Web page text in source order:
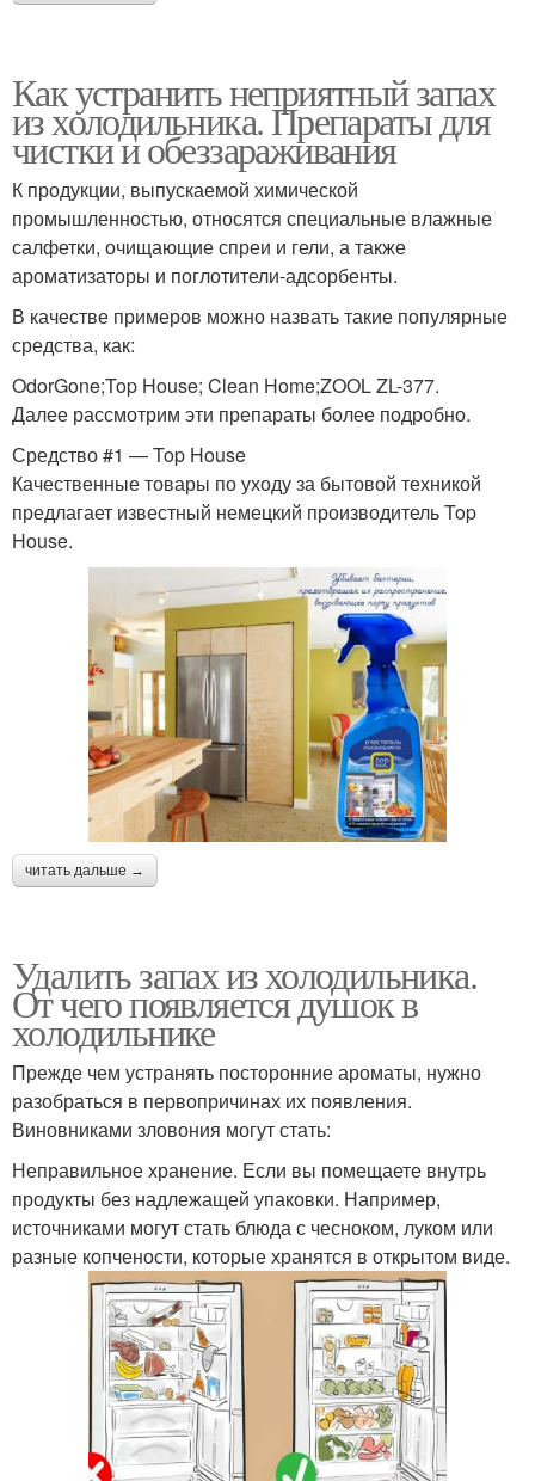
Как устранить неприятный запах
из холодильника. Препараты для
чистки и обеззараживания
К продукции, выпускаемой химической
промышленностью, относятся специальные влажные
салфетки, очищающие спреи и гели, а также
ароматизаторы и поглотители-адсорбенты.
В качестве примеров можно назвать такие популярные
средства, как:
OdorGone;Top House; Clean Home;ZOOL ZL-377.
Далее рассмотрим эти препараты более подробно.
Средство #1 — Top House
Качественные товары по уходу за бытовой техникой
предлагает известный немецкий производитель Top
House.
читать дальше →
Удалить запах из холодильника.
От чего появляется душок в
холодильнике
Прежде чем устранять посторонние ароматы, нужно
разобраться в первопричинах их появления.
Виновниками зловония могут стать:
Неправильное хранение. Если вы помещаете внутрь
продукты без надлежащей упаковки. Например,
источниками могут стать блюда с чесноком, луком или
разные копчености, которые хранятся в открытом виде.